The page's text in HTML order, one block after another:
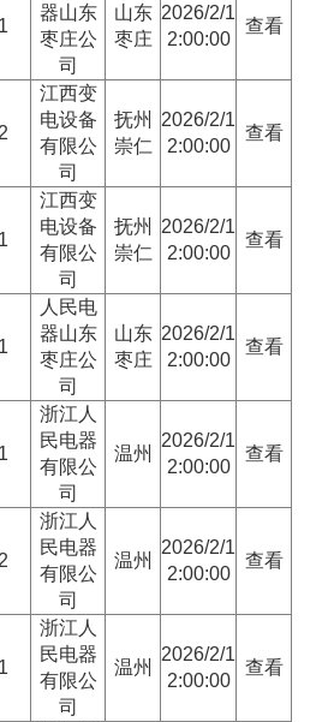
1
器山东
枣庄公
司
山东
枣庄
2026/2/1
2:00:00
查看
2
江西变
电设备
有限公
司
抚州
崇仁
2026/2/1
2:00:00
查看
1
江西变
电设备
有限公
司
抚州
崇仁
2026/2/1
2:00:00
查看
1
人民电
器山东
枣庄公
司
山东
枣庄
2026/2/1
2:00:00
查看
1
浙江人
民电器
有限公
司
温州
2026/2/1
2:00:00
查看
2
浙江人
民电器
有限公
司
温州
2026/2/1
2:00:00
查看
1
浙江人
民电器
有限公
司
温州
2026/2/1
2:00:00
查看